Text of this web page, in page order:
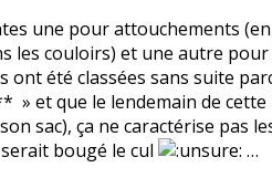
une pour attouchements
les couloirs) et une autre pour
ont été classées sans suite
et que le lendemain de cette
sac), ça ne caractérise pas
serait bougé le cul
…